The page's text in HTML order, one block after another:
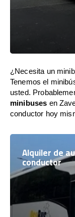
¿Necesita un
Tenemos el
usted.
minibuses en
conductor hoy
Alquiler de
conductor